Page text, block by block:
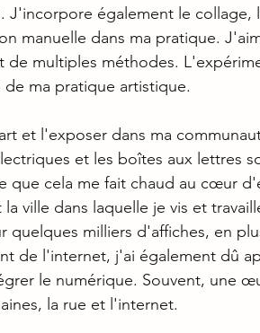
J'incorpore également le
manuelle dans ma pratique.
de multiples méthodes.
de ma pratique artistique.
et l'exposer dans ma
et les boîtes aux lettres
que cela me fait chaud au cœur
la ville dans laquelle je vis et
quelques milliers d'affiches, en
de l'internet, j'ai également dû
le numérique. Souvent, une
la rue et l'internet.